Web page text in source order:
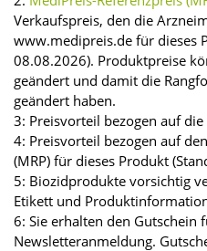
Verkaufspreis, den die
www.medipreis.de für dieses
08.08.2026). Produktpreise
geändert und damit die
geändert haben.
3: Preisvorteil bezogen auf die
4: Preisvorteil bezogen auf
(MRP) für dieses Produkt
5: Biozidprodukte vorsichtig
Etikett und
6: Sie erhalten den Gutschein
Newsletteranmeldung.